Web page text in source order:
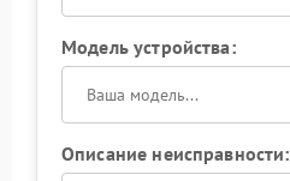
Модель устройства:
Описание неисправности: